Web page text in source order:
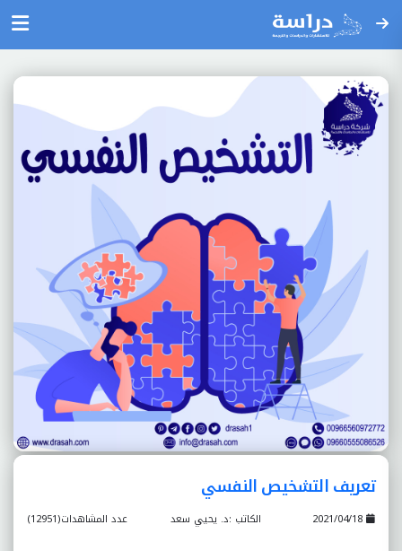
تعريف التشخيص النفسي
عدد المشاهدات(12951) الكاتب :د. يحيي سعد